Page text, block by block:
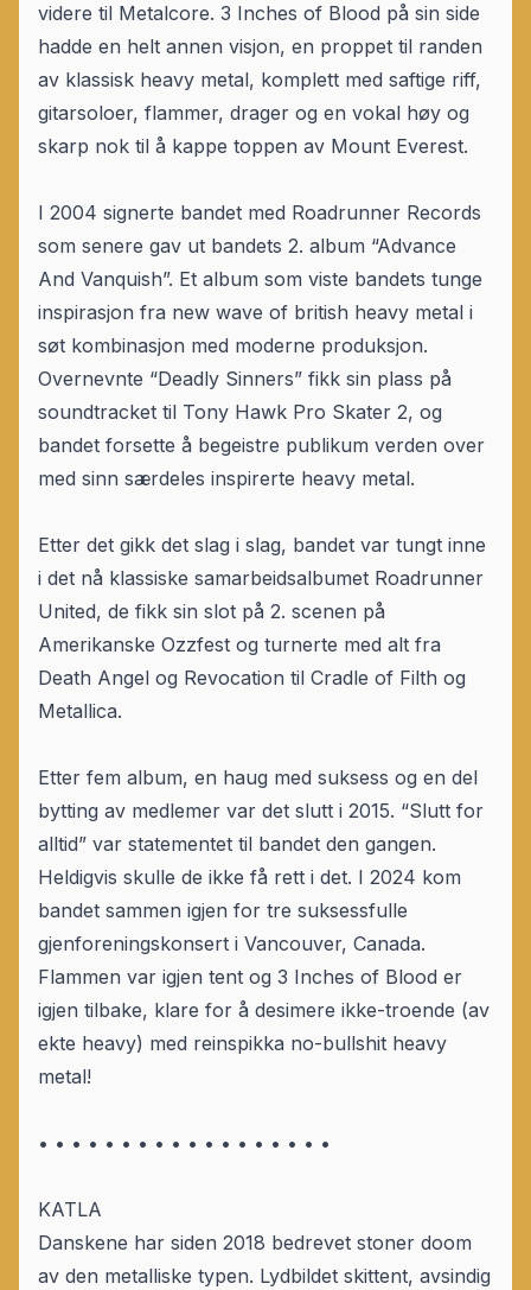
videre til Metalcore. 3 Inches of Blood på sin side
hadde en helt annen visjon, en proppet til randen
av klassisk heavy metal, komplett med saftige riff,
gitarsoloer, flammer, drager og en vokal høy og
skarp nok til å kappe toppen av Mount Everest.
I 2004 signerte bandet med Roadrunner Records
som senere gav ut bandets 2. album “Advance
And Vanquish”. Et album som viste bandets tunge
inspirasjon fra new wave of british heavy metal i
søt kombinasjon med moderne produksjon.
Overnevnte “Deadly Sinners” fikk sin plass på
soundtracket til Tony Hawk Pro Skater 2, og
bandet forsette å begeistre publikum verden over
med sinn særdeles inspirerte heavy metal.
Etter det gikk det slag i slag, bandet var tungt inne
i det nå klassiske samarbeidsalbumet Roadrunner
United, de fikk sin slot på 2. scenen på
Amerikanske Ozzfest og turnerte med alt fra
Death Angel og Revocation til Cradle of Filth og
Metallica.
Etter fem album, en haug med suksess og en del
bytting av medlemer var det slutt i 2015. “Slutt for
alltid” var statementet til bandet den gangen.
Heldigvis skulle de ikke få rett i det. I 2024 kom
bandet sammen igjen for tre suksessfulle
gjenforeningskonsert i Vancouver, Canada.
Flammen var igjen tent og 3 Inches of Blood er
igjen tilbake, klare for å desimere ikke-troende (av
ekte heavy) med reinspikka no-bullshit heavy
metal!
• • • • • • • • • • • • • • • • • •
KATLA
Danskene har siden 2018 bedrevet stoner doom
av den metalliske typen. Lydbildet skittent, avsindig